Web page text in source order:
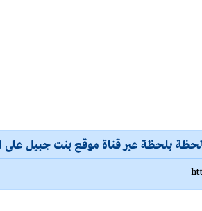
لحظة بلحظة عبر قناة موقع بنت جبيل على